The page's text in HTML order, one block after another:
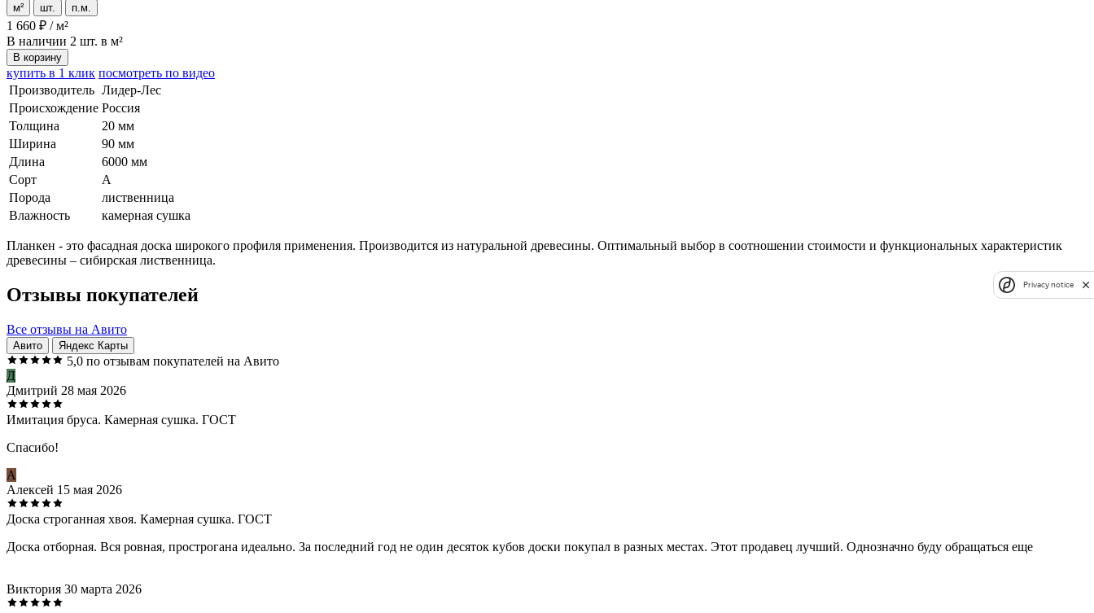
м² шт. п.м.
1 660 ₽ /м²
В наличии 2 шт. в м²
В корзину
купить в 1 клик посмотреть по видео
Производитель Лидер-Лес
Происхождение Россия
Толщина
20 мм
Ширина
90 мм
Длина
6000 мм
Сорт
А
Порода
лиственница
Влажность
камерная сушка
Планкен - это фасадная доска широкого профиля применения. Производится из натуральной древесины. Оптимальный выбор в соотношении стоимости и функциональных характеристик
древесины – сибирская лиственница.
Отзывы покупателей
Все отзывы на Авито
Авито Яндекс Карты
5,0 по отзывам покупателей на Авито
Д
Дмитрий 28 мая 2026
Имитация бруса. Камерная сушка. ГОСТ
Спасибо!
А
Алексей 15 мая 2026
Доска строганная хвоя. Камерная сушка. ГОСТ
Доска отборная. Вся ровная, прострогана идеально. За последний год не один десяток кубов доски покупал в разных местах. Этот продавец лучший. Однозначно буду обращаться еще
Виктория 30 марта 2026
Privacy notice